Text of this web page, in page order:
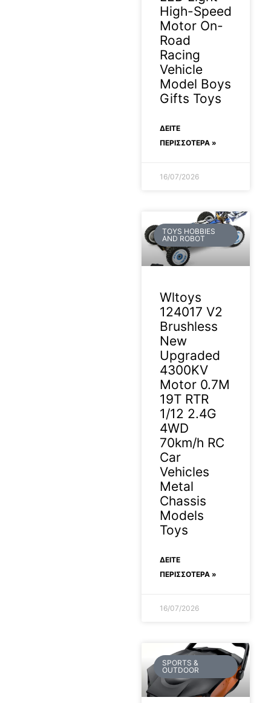
High-Speed
Motor On-
Road
Racing
Vehicle
Model Boys
Gifts Toys
ΔΕΊΤΕ
ΠΕΡΙΣΣΟΤΕΡΑ »
16/07/2026
TOYS HOBBIES
AND ROBOT
Wltoys
124017 V2
Brushless
New
Upgraded
4300KV
Motor 0.7M
19T RTR
1/12 2.4G
4WD
70km/h RC
Car
Vehicles
Metal
Chassis
Models
Toys
ΔΕΊΤΕ
ΠΕΡΙΣΣΟΤΕΡΑ »
16/07/2026
SPORTS &
OUTDOOR